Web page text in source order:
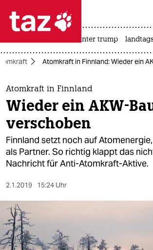
 taz zahl ich
taz zahl ich
themen
politik
öko
gesellschaft
sport
berlin
nord
usa unter trump
Atomkraft in Finnland: Wieder ein
Atomkraft in Finnland
Wieder ein AKW-
verschoben
Finnland setzt noch auf
als Partner. So richtig klappt das
Nachricht für Anti-Atomkraft-Aktive.
2.1.2019 15:24 Uhr